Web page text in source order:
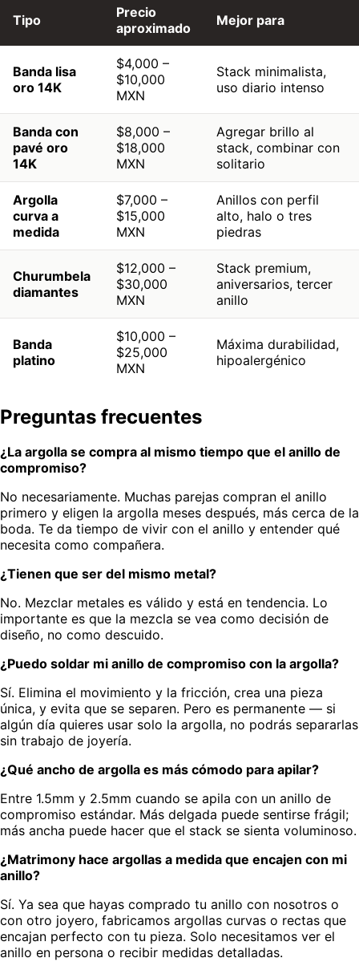
Tipo
Precio
aproximado
Mejor para
Banda lisa
oro 14K
$4,000 –
$10,000
MXN
Stack minimalista,
uso diario intenso
Banda con
pavé oro
14K
$8,000 –
$18,000
MXN
Agregar brillo al
stack, combinar con
solitario
Argolla
curva a
medida
$7,000 –
$15,000
MXN
Anillos con perfil
alto, halo o tres
piedras
Churumbela
diamantes
$12,000 –
$30,000
MXN
Stack premium,
aniversarios, tercer
anillo
Banda
platino
$10,000 –
$25,000
MXN
Máxima durabilidad,
hipoalergénico
Preguntas frecuentes
¿La argolla se compra al mismo tiempo que el anillo de
compromiso?
No necesariamente. Muchas parejas compran el anillo
primero y eligen la argolla meses después, más cerca de la
boda. Te da tiempo de vivir con el anillo y entender qué
necesita como compañera.
¿Tienen que ser del mismo metal?
No. Mezclar metales es válido y está en tendencia. Lo
importante es que la mezcla se vea como decisión de
diseño, no como descuido.
¿Puedo soldar mi anillo de compromiso con la argolla?
Sí. Elimina el movimiento y la fricción, crea una pieza
única, y evita que se separen. Pero es permanente — si
algún día quieres usar solo la argolla, no podrás separarlas
sin trabajo de joyería.
¿Qué ancho de argolla es más cómodo para apilar?
Entre 1.5mm y 2.5mm cuando se apila con un anillo de
compromiso estándar. Más delgada puede sentirse frágil;
más ancha puede hacer que el stack se sienta voluminoso.
¿Matrimony hace argollas a medida que encajen con mi
anillo?
Sí. Ya sea que hayas comprado tu anillo con nosotros o
con otro joyero, fabricamos argollas curvas o rectas que
encajan perfecto con tu pieza. Solo necesitamos ver el
anillo en persona o recibir medidas detalladas.